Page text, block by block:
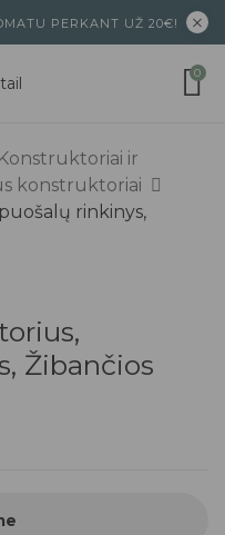
PERKANT UŽ 20€!
0
Konstruktoriai ir
konstruktoriai
rinkinys,
Žibančios